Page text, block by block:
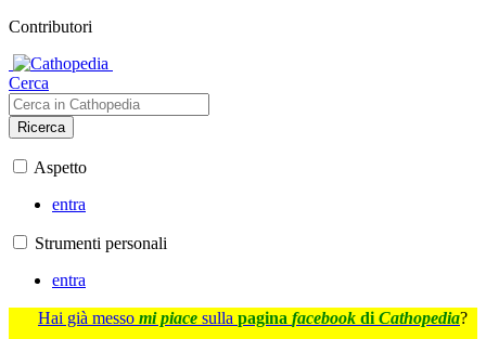
Contributori
Cerca
Ricerca
Aspetto
entra
Strumenti personali
entra
Hai già messo mi piace sulla pagina facebook di Cathopedia?